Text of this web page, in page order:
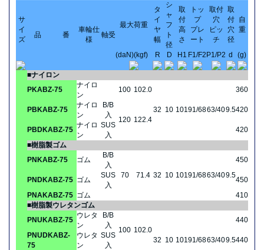
サ
イ
ズ
品 番
車輪仕
様
軸受
最大荷重
タ
イ
ヤ
幅
シ
ャ
フ
ト
径
取
付
高
さ
トッ
プ
プレ
ート
取付
穴
ピッ
チ
取
付
穴
径
自
重
(daN)(kgf) R D H1 F1/F2 P1/P2 d (g)
■ナイロン
PKABZ-75
ナイロ
ン
100 102.0
32 10 10191/6863/409.5
360
PBKABZ-75
ナイロ
ン
B/B
入
120 122.4
420
PBDKABZ-75
ナイロ
ン
SUS
入
420
■樹脂製ゴム
PNKABZ-75
ゴム
B/B
入
70
71.4 32 10 10191/6863/409.5
450
PNDKABZ-75 ゴム
SUS
入
450
PNAKABZ-75 ゴム
410
■樹脂製ウレタンゴム
PNUKABZ-75
ウレタ
ン
B/B
入
100 102.0
32 10 10191/6863/409.5
440
PNUDKABZ-
75
ウレタ
ン
SUS
入
440